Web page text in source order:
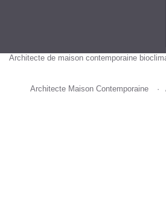
Architecte de maison contemporaine
Architecte Maison Contemporaine